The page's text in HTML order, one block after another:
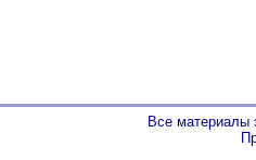
Все материалы